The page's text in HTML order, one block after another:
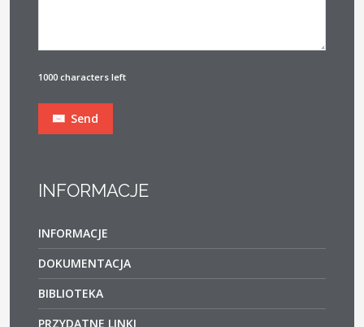
1000 characters left
Send
INFORMACJE
INFORMACJE
DOKUMENTACJA
BIBLIOTEKA
PRZYDATNE LINKI